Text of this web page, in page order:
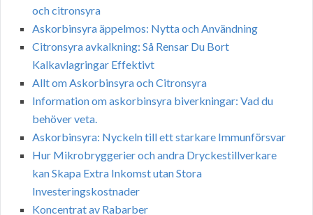
och citronsyra
Askorbinsyra äppelmos: Nytta och Användning
Citronsyra avkalkning: Så Rensar Du Bort
Kalkavlagringar Effektivt
Allt om Askorbinsyra och Citronsyra
Information om askorbinsyra biverkningar: Vad du
behöver veta.
Askorbinsyra: Nyckeln till ett starkare Immunförsvar
Hur Mikrobryggerier och andra Dryckestillverkare
kan Skapa Extra Inkomst utan Stora
Investeringskostnader
Koncentrat av Rabarber